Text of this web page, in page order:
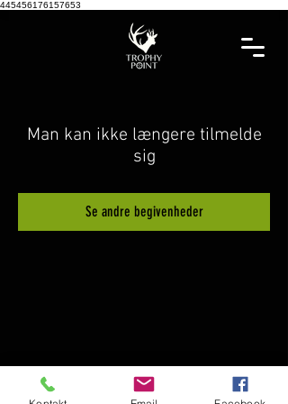
445456176157653
Man kan ikke længere tilmelde
sig
Se andre begivenheder